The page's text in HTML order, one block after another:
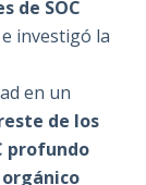
de SOC
investigó la
en un
de los
profundo
orgánico